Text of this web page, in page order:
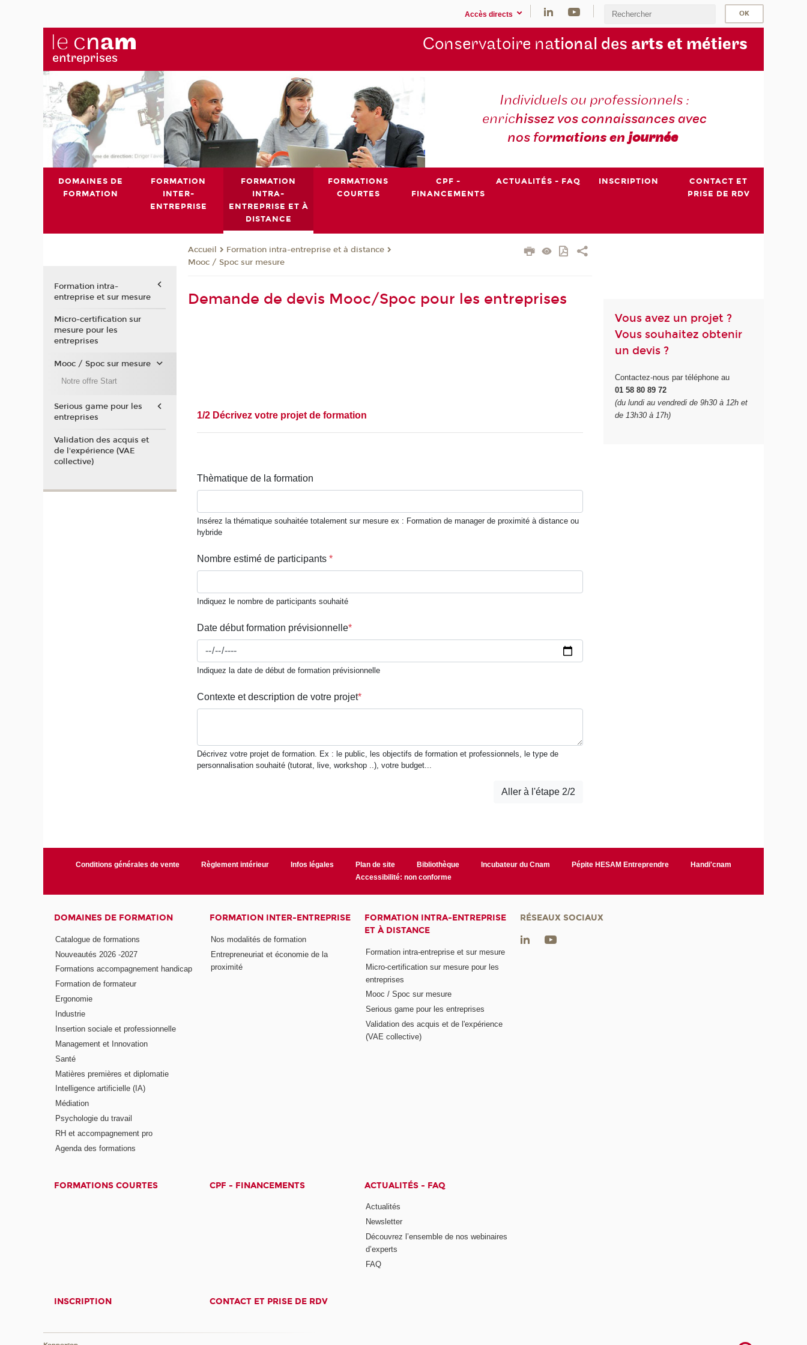
Accès directs
Conservatoire national des arts et métiers
Individuels ou professionnels :
enrichissez vos connaissances avec
nos formations enjournée
DOMAINES DE
FORMATION
FORMATION
INTER-
ENTREPRISE
FORMATION
INTRA-
ENTREPRISE ET À
DISTANCE
FORMATIONS
COURTES
CPF -
FINANCEMENTS
ACTUALITÉS - FAQ INSCRIPTION
CONTACT ET
PRISE DE RDV
Accueil
Formation intra-entreprise et à distance
Mooc / Spoc sur mesure
Demande de devis Mooc/Spoc pour les entreprises
Vous avez un projet ?
Vous souhaitez obtenir
un devis ?
Contactez-nous par téléphone au
01 58 80 89 72
(du lundi au vendredi de 9h30 à 12h et
de 13h30 à 17h)
Formation intra-
entreprise et sur mesure
Micro-certification sur
mesure pour les
entreprises
Mooc / Spoc sur mesure
Notre offre Start
Serious game pour les
entreprises
Validation des acquis et
de l'expérience (VAE
collective)
Conditions générales de vente Règlement intérieur Infos légales Plan de site Bibliothèque Incubateur du Cnam Pépite HESAM Entreprendre
Handi'cnam
Accessibilité: non conforme
DOMAINES DE FORMATION
Catalogue de formations
Nouveautés 2026 -2027
Formations accompagnement handicap
Formation de formateur
Ergonomie
Industrie
Insertion sociale et professionnelle
Management et Innovation
Santé
Matières premières et diplomatie
Intelligence artificielle (IA)
Médiation
Psychologie du travail
RH et accompagnement pro
Agenda des formations
FORMATION INTER-ENTREPRISE
Nos modalités de formation
Entrepreneuriat et économie de la
proximité
FORMATION INTRA-ENTREPRISE
ET À DISTANCE
Formation intra-entreprise et sur mesure
Micro-certification sur mesure pour les
entreprises
Mooc / Spoc sur mesure
Serious game pour les entreprises
Validation des acquis et de l'expérience
(VAE collective)
FORMATIONS COURTES CPF - FINANCEMENTS ACTUALITÉS - FAQ
Actualités
Newsletter
Découvrez l’ensemble de nos webinaires
d’experts
FAQ
INSCRIPTION CONTACT ET PRISE DE RDV
RÉSEAUX SOCIAUX